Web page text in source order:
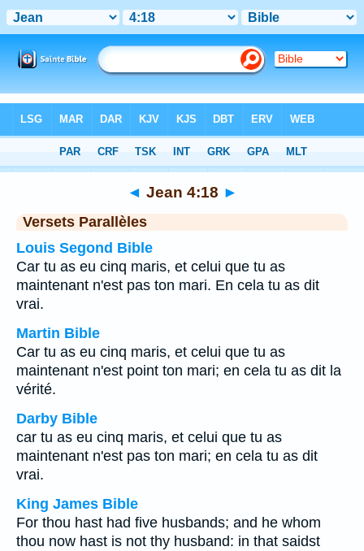
Chapitre 4> Verset 18
◄ Jean 4:18 ►
Versets Parallèles
Louis Segond Bible
Car tu as eu cinq maris, et celui que tu as
maintenant n'est pas ton mari. En cela tu as dit
vrai.
Martin Bible
Car tu as eu cinq maris, et celui que tu as
maintenant n'est point ton mari; en cela tu as dit la
vérité.
Darby Bible
car tu as eu cinq maris, et celui que tu as
maintenant n'est pas ton mari; en cela tu as dit
vrai.
King James Bible
For thou hast had five husbands; and he whom
thou now hast is not thy husband: in that saidst